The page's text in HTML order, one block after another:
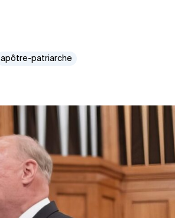
apôtre-patriarche